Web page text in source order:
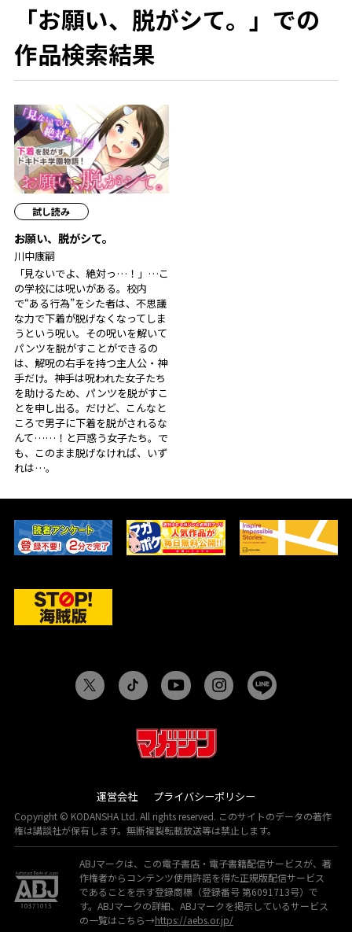
「お願い、脱がシて。」での
作品検索結果
試し読み
お願い、脱がシて。
川中康嗣
「見ないでよ、絶対っ…！」…こ
の学校には呪いがある。校内
で“ある行為”をシた者は、不思議
な力で下着が脱げなくなってしま
うという呪い。その呪いを解いて
パンツを脱がすことができるの
は、解呪の右手を持つ主人公・神
手だけ。神手は呪われた女子たち
を助けるため、パンツを脱がすこ
とを申し出る。だけど、こんなと
ころで男子に下着を脱がされるな
んて……！と戸惑う女子たち。で
も、このまま脱げなければ、いず
れは――…。
運営会社 プライバシーポリシー
Copyright © KODANSHA Ltd. All rights reserved. このサイトのデータの著作
権は講談社が保有します。無断複製転載放送等は禁止します。
ABJマークは、この電子書店・電子書籍配信サービスが、著
作権者からコンテンツ使用許諾を得た正規版配信サービス
であることを示す登録商標（登録番号 第6091713号）で
す。ABJマークの詳細、ABJマークを掲示しているサービス
の一覧はこちら→https://aebs.or.jp/